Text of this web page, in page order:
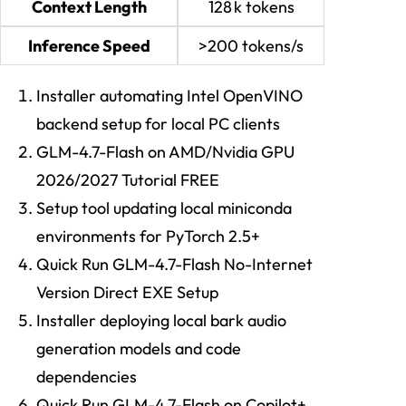
Context Length
128 k tokens
Inference Speed
>200 tokens/s
Installer automating Intel OpenVINO
backend setup for local PC clients
GLM-4.7-Flash on AMD/Nvidia GPU
2026/2027 Tutorial FREE
Setup tool updating local miniconda
environments for PyTorch 2.5+
Quick Run GLM-4.7-Flash No-Internet
Version Direct EXE Setup
Installer deploying local bark audio
generation models and code
dependencies